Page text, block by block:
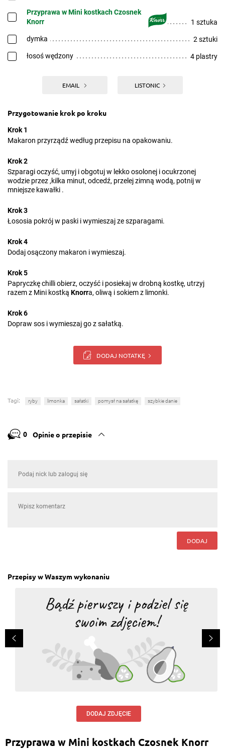
Przyprawa w Mini kostkach Czosnek
Knorr
1 sztuka
dymka 2 sztuki
łosoś wędzony 4 plastry
EMAIL LISTONIC
Przygotowanie krok po kroku
Krok 1
Makaron przyrządź według przepisu na opakowaniu.
Krok 2
Szparagi oczyść, umyj i obgotuj w lekko osolonej i ocukrzonej
wodzie przez ,kilka minut, odcedź, przelej zimną wodą, potnij w
mniejsze kawałki .
Krok 3
Łososia pokrój w paski i wymieszaj ze szparagami.
Krok 4
Dodaj osączony makaron i wymieszaj.
Krok 5
Papryczkę chilli obierz, oczyść i posiekaj w drobną kostkę, utrzyj
razem z Mini kostką Knorra, oliwą i sokiem z limonki.
Krok 6
Dopraw sos i wymieszaj go z sałatką.
DODAJ NOTATKĘ
Tagi: ryby limonka sałatki pomysł na sałatkę szybkie danie
0 Opinie o przepisie
DODAJ
Przepisy w Waszym wykonaniu
DODAJ ZDJĘCIE
Przyprawa w Mini kostkach Czosnek Knorr